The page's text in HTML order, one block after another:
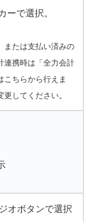
ーで選択。
または支払い済みの
連携時は「全力会計
こちらから行えま
してください。
オボタンで選択